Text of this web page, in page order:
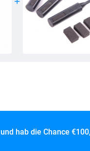
hab die Chance